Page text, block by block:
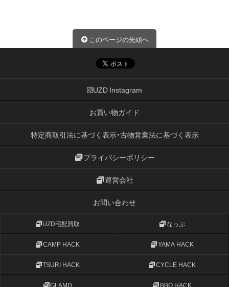
このページの先頭へ
UZD Instagram
お買い物ガイド
特定商取引法に基づく表示・古物営業法に基づく表示
プライバシーポリシー
運営会社
お問い合わせ
UZD宅配買取 なっぷ
CAMP HACK YAMA HACK
TSURI HACK CYCLE HACK
GLAMD BBQ HACK